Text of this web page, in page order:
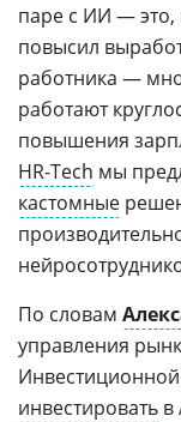
паре с ИИ — это,
повысил
работника —
работают
повышения
HR-Tech мы
кастомные
По словам
управления
инвестировать в